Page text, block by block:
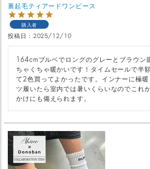
裏起毛ティアードワンピース
購入者
投稿日 2025/12/10
164cmブルベでロングのグレーとブラウン
ちゃくちゃ暖かいです！タイムセールで半
て2色買ってよかったです。インナーに極
ツ履いたら室内では暑いくらいなのでこれ
かけにも備えられます。